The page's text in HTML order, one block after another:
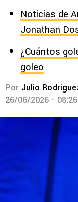
Noticias de
Jonathan
¿Cuántos
goleo
Por Julio
26/06/2026 -